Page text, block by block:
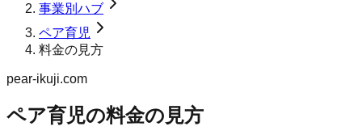
事業別ハブ
ペア育児
料金の見方
pear-ikuji.com
ペア育児の料金の見方